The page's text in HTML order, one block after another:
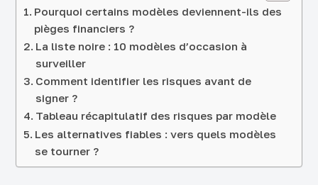
Pourquoi certains modèles deviennent-ils des
pièges financiers ?
La liste noire : 10 modèles d’occasion à
surveiller
Comment identifier les risques avant de
signer ?
Tableau récapitulatif des risques par modèle
Les alternatives fiables : vers quels modèles
se tourner ?